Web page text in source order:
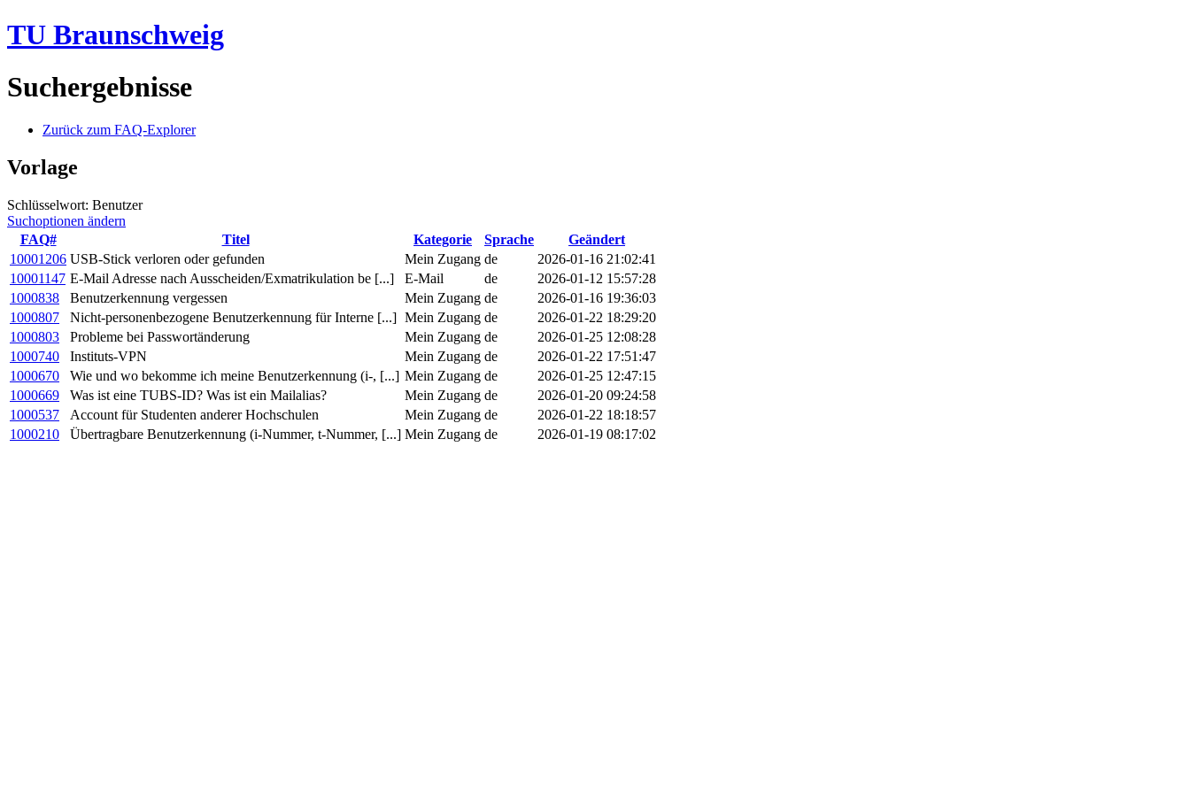
TU Braunschweig
Suchergebnisse
Zurück zum FAQ-Explorer
Vorlage
Schlüsselwort: Benutzer
Suchoptionen ändern
FAQ#
Titel Kategorie Sprache
Geändert
10001206 USB-Stick verloren oder gefunden Mein Zugang de
2026-01-16 21:02:41
10001147 E-Mail Adresse nach Ausscheiden/Exmatrikulation be [...] E-Mail de
2026-01-12 15:57:28
1000838
Benutzerkennung vergessen Mein Zugang de
2026-01-16 19:36:03
1000807
Nicht-personenbezogene Benutzerkennung für Interne [...] Mein Zugang de
2026-01-22 18:29:20
1000803
Probleme bei Passwortänderung Mein Zugang de
2026-01-25 12:08:28
1000740
Instituts-VPN Mein Zugang de
2026-01-22 17:51:47
1000670
Wie und wo bekomme ich meine Benutzerkennung (i-, [...] Mein Zugang de
2026-01-25 12:47:15
1000669
Was ist eine TUBS-ID? Was ist ein Mailalias? Mein Zugang de
2026-01-20 09:24:58
1000537
Account für Studenten anderer Hochschulen Mein Zugang de
2026-01-22 18:18:57
1000210
Übertragbare Benutzerkennung (i-Nummer, t-Nummer, [...] Mein Zugang de 2026-01-19 08:17:02